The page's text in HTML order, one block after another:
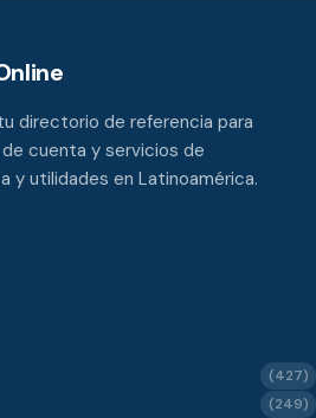
directorio de referencia para
cuenta y servicios de
y utilidades en Latinoamérica.
(427)
(249)